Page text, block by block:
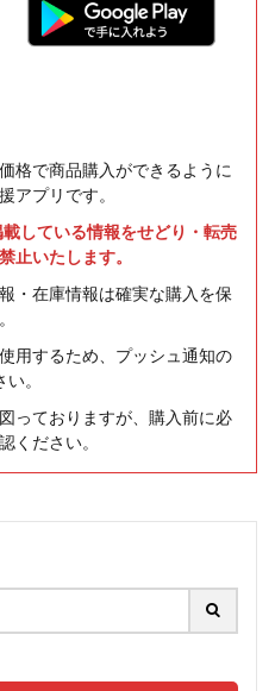
格で商品購入ができるように
アプリです。
している情報をせどり・転売
止いたします。
・在庫情報は確実な購入を保
用するため、プッシュ通知の
。
っておりますが、購入前に必
ください。